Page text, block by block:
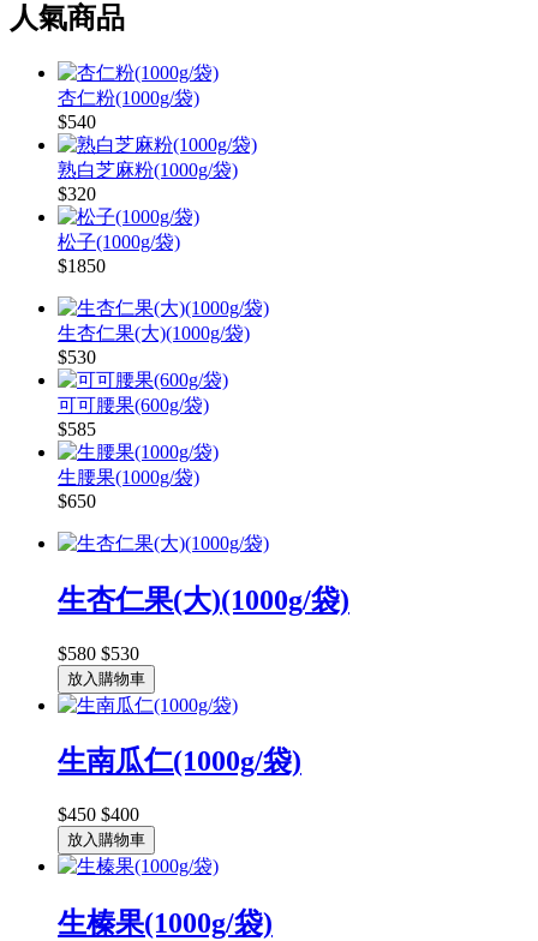
人氣商品
杏仁粉(1000g/袋)
$540
熟白芝麻粉(1000g/袋)
$320
松子(1000g/袋)
$1850
生杏仁果(大)(1000g/袋)
$530
可可腰果(600g/袋)
$585
生腰果(1000g/袋)
$650
生杏仁果(大)(1000g/袋)
$580 $530
放入購物車
生南瓜仁(1000g/袋)
$450 $400
放入購物車
生榛果(1000g/袋)